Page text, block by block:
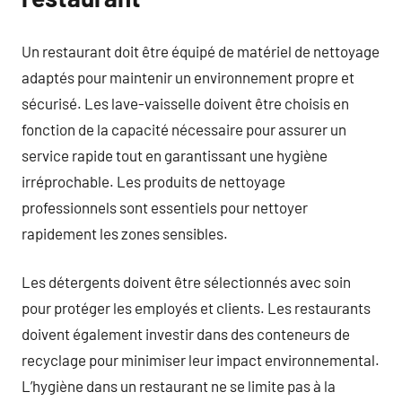
Un restaurant doit être équipé de matériel de nettoyage
adaptés pour maintenir un environnement propre et
sécurisé. Les lave-vaisselle doivent être choisis en
fonction de la capacité nécessaire pour assurer un
service rapide tout en garantissant une hygiène
irréprochable. Les produits de nettoyage
professionnels sont essentiels pour nettoyer
rapidement les zones sensibles.
Les détergents doivent être sélectionnés avec soin
pour protéger les employés et clients. Les restaurants
doivent également investir dans des conteneurs de
recyclage pour minimiser leur impact environnemental.
L’hygiène dans un restaurant ne se limite pas à la